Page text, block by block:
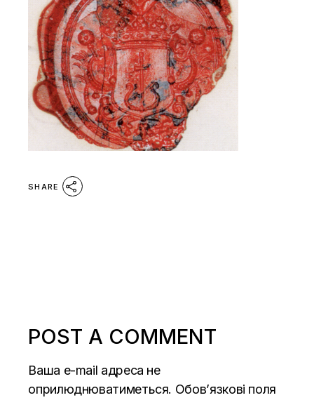
SHARE
POST A COMMENT
Ваша e-mail адреса не
оприлюднюватиметься. Обов’язкові поля